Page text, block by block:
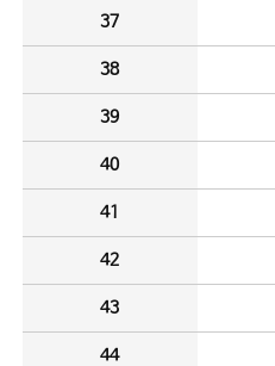
37
38
39
40
41
42
43
44